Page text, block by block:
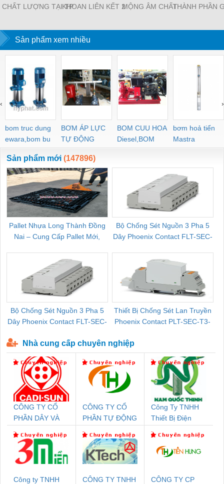
CHẤT LƯỢNG TẠI TPKHOAN LIÊN KẾT 2
TẠI TP HỒ CHÍ MINH
MỘNG ÂM CHẤT
CHÍ MINH
THÀNH PHẦN
NHẤT TẠI
Sản phẩm xem nhiều
bom truc dung
ewara,bom bu
ewara
BƠM ÁP LỰC
TỰ ĐỘNG
BOM CUU HOA
Diesel,BOM
CHUA CHAY
bơm hoả tiển
Mastra
‹ ›
Sản phẩm mới (147896)
Pallet Nhựa Long Thành Đồng
Nai – Cung Cấp Pallet Mới,
Bộ Chống Sét Nguồn 3 Pha 5
Dây Phoenix Contact FLT-SEC-
Bộ Chống Sét Nguồn 3 Pha 5
Dây Phoenix Contact FLT-SEC-
Thiết Bị Chống Sét Lan Truyền
Phoenix Contact PLT-SEC-T3-
Nhà cung cấp chuyên nghiệp
CÔNG TY CỔ
PHẦN DÂY VÀ
THƯỢNG ĐÌNH
CÔNG TY CỔ
PHẦN TỰ ĐỘNG
Công Ty TNHH
Thiết Bị Điện
Công ty TNHH
CÔNG TY TNHH
CÔNG TY CP